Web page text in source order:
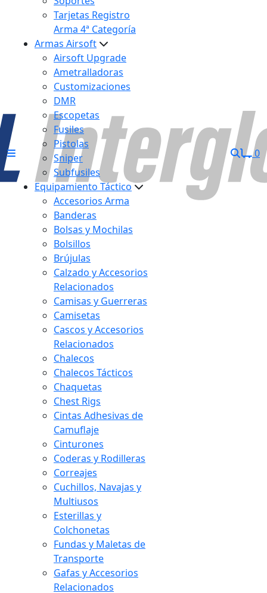
Tarjetas Registro
Arma 4ª Categoría
Armas Airsoft
Airsoft Upgrade
Ametralladoras
Customizaciones
DMR
Escopetas
Fusiles
Pistolas
Sniper
Subfusiles
Equipamiento Táctico
Accesorios Arma
Banderas
Bolsas y Mochilas
Bolsillos
Brújulas
Calzado y Accesorios
Relacionados
Camisas y Guerreras
Camisetas
Cascos y Accesorios
Relacionados
Chalecos
Chalecos Tácticos
Chaquetas
Chest Rigs
Cintas Adhesivas de
Camuflaje
Cinturones
Coderas y Rodilleras
Correajes
Cuchillos, Navajas y
Multiusos
Esterillas y
Colchonetas
Fundas y Maletas de
Transporte
Gafas y Accesorios
Relacionados
0